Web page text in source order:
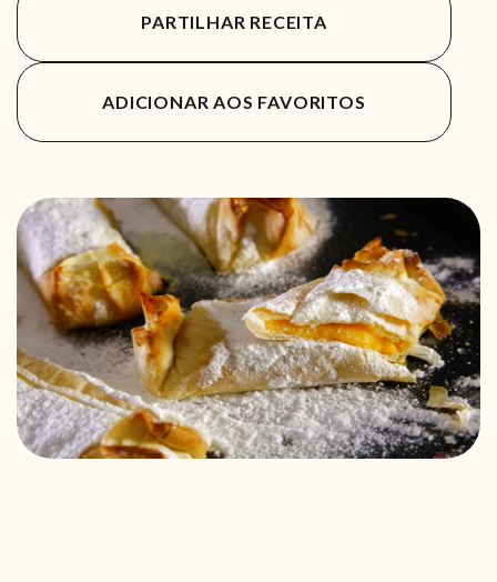
PARTILHAR RECEITA
ADICIONAR AOS FAVORITOS